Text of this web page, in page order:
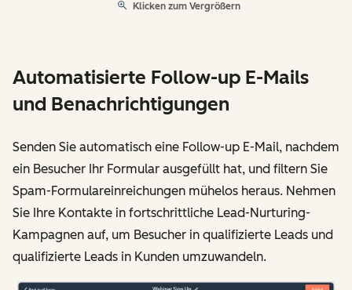
Klicken zum Vergrößern
Automatisierte Follow-up E-Mails
und Benachrichtigungen
Senden Sie automatisch eine Follow-up E-Mail, nachdem
ein Besucher Ihr Formular ausgefüllt hat, und filtern Sie
Spam-Formulareinreichungen mühelos heraus. Nehmen
Sie Ihre Kontakte in fortschrittliche Lead-Nurturing-
Kampagnen auf, um Besucher in qualifizierte Leads und
qualifizierte Leads in Kunden umzuwandeln.